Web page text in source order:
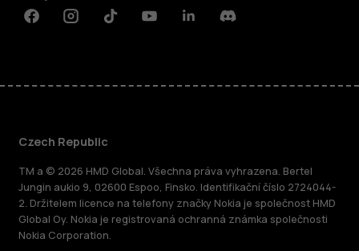
FacebookInstagramTiktokYoutubeLinkedinDiscord
Czech Republic
TM a © 2026 HMD Global. Všechna práva vyhrazena. Bertel
Jungin aukio 9, 02600 Espoo, Finsko. Identifikační číslo 2724044-
2. Držitelem licence na telefony značky Nokia je společnost HMD
Global Oy. Nokia je registrovaná ochranná známka společnosti
Nokia Corporation.